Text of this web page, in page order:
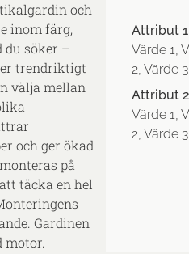
och
inom färg,
du söker –
trendriktigt
välja mellan
och ger ökad
på
täcka en hel
Gardinen
motor.
Attribut
Värde 1,
2, Värde 3
Attribut
Värde 1,
2, Värde 3